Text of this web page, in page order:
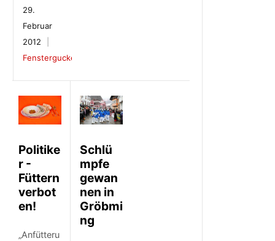
29.
Februar
2012
Fenstergucker
Politike
r -
Füttern
verbot
en!
„Anfütteru
Schlü
mpfe
gewan
nen in
Gröbmi
ng